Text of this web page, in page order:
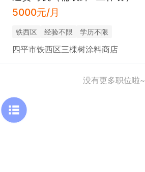
5000元/月
铁西区 经验不限 学历不限
四平市铁西区三棵树涂料商店
没有更多职位啦~